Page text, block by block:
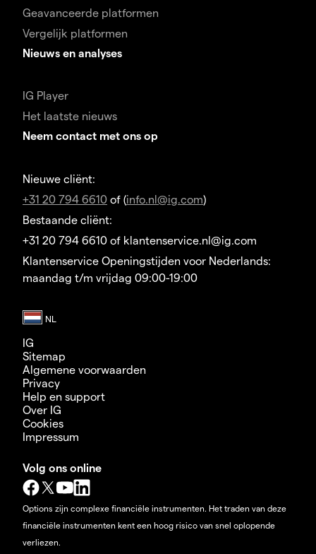
Geavanceerde platformen
Vergelijk platformen
Nieuws en analyses
IG Player
Het laatste nieuws
Neem contact met ons op
Nieuwe cliënt:
+31 20 794 6610 of (info.nl@ig.com)
Bestaande cliënt:
+31 20 794 6610 of klantenservice.nl@ig.com
Klantenservice Openingstijden voor Nederlands:
maandag t/m vrijdag 09:00-19:00
IG
Sitemap
Algemene voorwaarden
Privacy
Help en support
Over IG
Cookies
Impressum
Volg ons online
Options zijn complexe financiële instrumenten. Het traden van deze
financiële instrumenten kent een hoog risico van snel oplopende
verliezen.